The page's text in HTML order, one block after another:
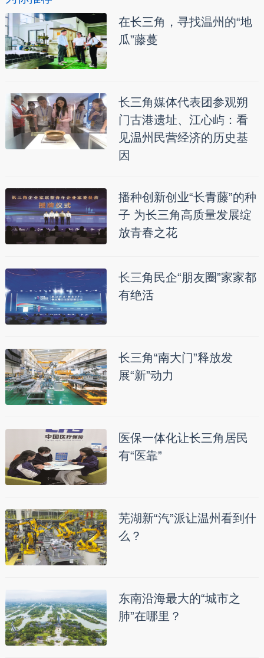
在长三角，寻找温州的“地
瓜”藤蔓
长三角媒体代表团参观朔
门古港遗址、江心屿：看
见温州民营经济的历史基
因
播种创新创业“长青藤”的种
子 为长三角高质量发展绽
放青春之花
长三角民企“朋友圈”家家都
有绝活
长三角“南大门”释放发
展“新”动力
医保一体化让长三角居民
有“医靠”
芜湖新“汽”派让温州看到什
么？
东南沿海最大的“城市之
肺”在哪里？